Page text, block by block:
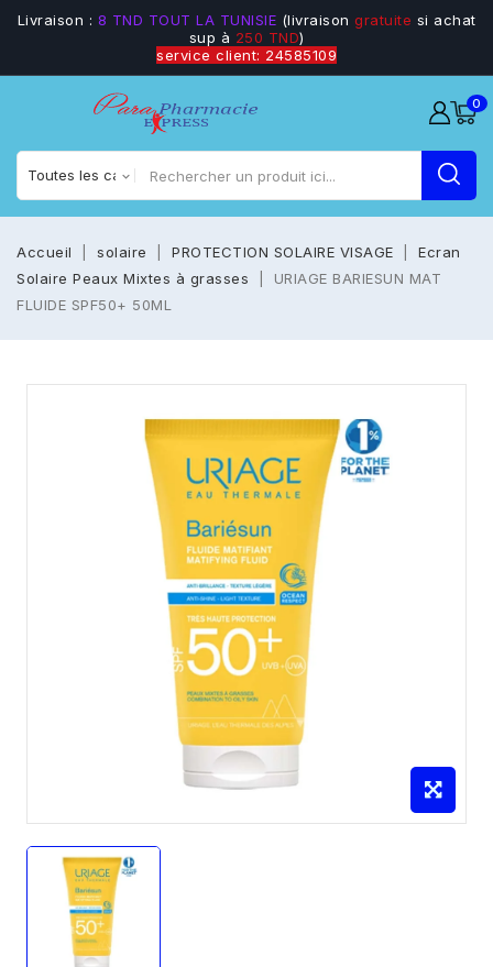
Livraison : 8 TND TOUT LA TUNISIE (livraison gratuite si achat
sup à 250 TND)
service client: 24585109
0
Accueil solaire PROTECTION SOLAIRE VISAGE
Ecran
Solaire Peaux Mixtes à grasses
URIAGE BARIESUN MAT
FLUIDE SPF50+ 50ML